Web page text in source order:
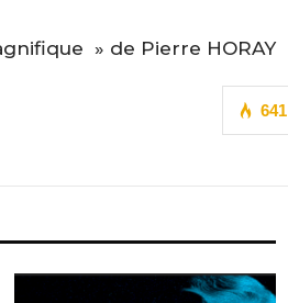
» de Pierre HORAY
641